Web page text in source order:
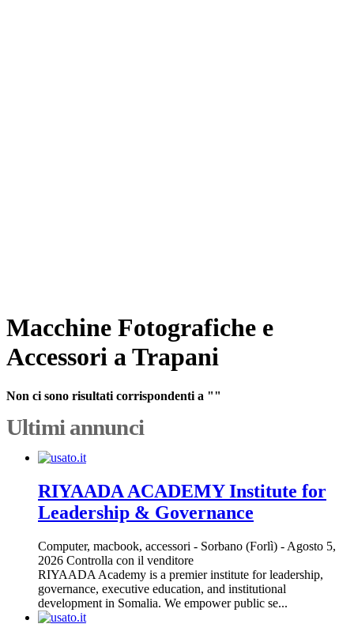
Macchine Fotografiche e
Accessori a Trapani
Non ci sono risultati corrispondenti a ""
Ultimi annunci
RIYAADA ACADEMY Institute for
Leadership & Governance
Computer, macbook, accessori - Sorbano (Forlì) - Agosto 5,
2026 Controlla con il venditore
RIYAADA Academy is a premier institute for leadership,
governance, executive education, and institutional
development in Somalia. We empower public se...